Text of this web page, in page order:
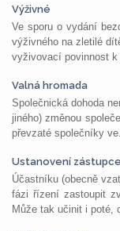
Výživné
Ve sporu o vydání
výživného na zletilé
vyživovací povinnost
Valná hromada
Společnická dohoda
jiného) změnou
převzaté společníky
Ustanovení zástupce
Účastníku (obecně
fázi řízení zastoupit
Může tak učinit i poté,